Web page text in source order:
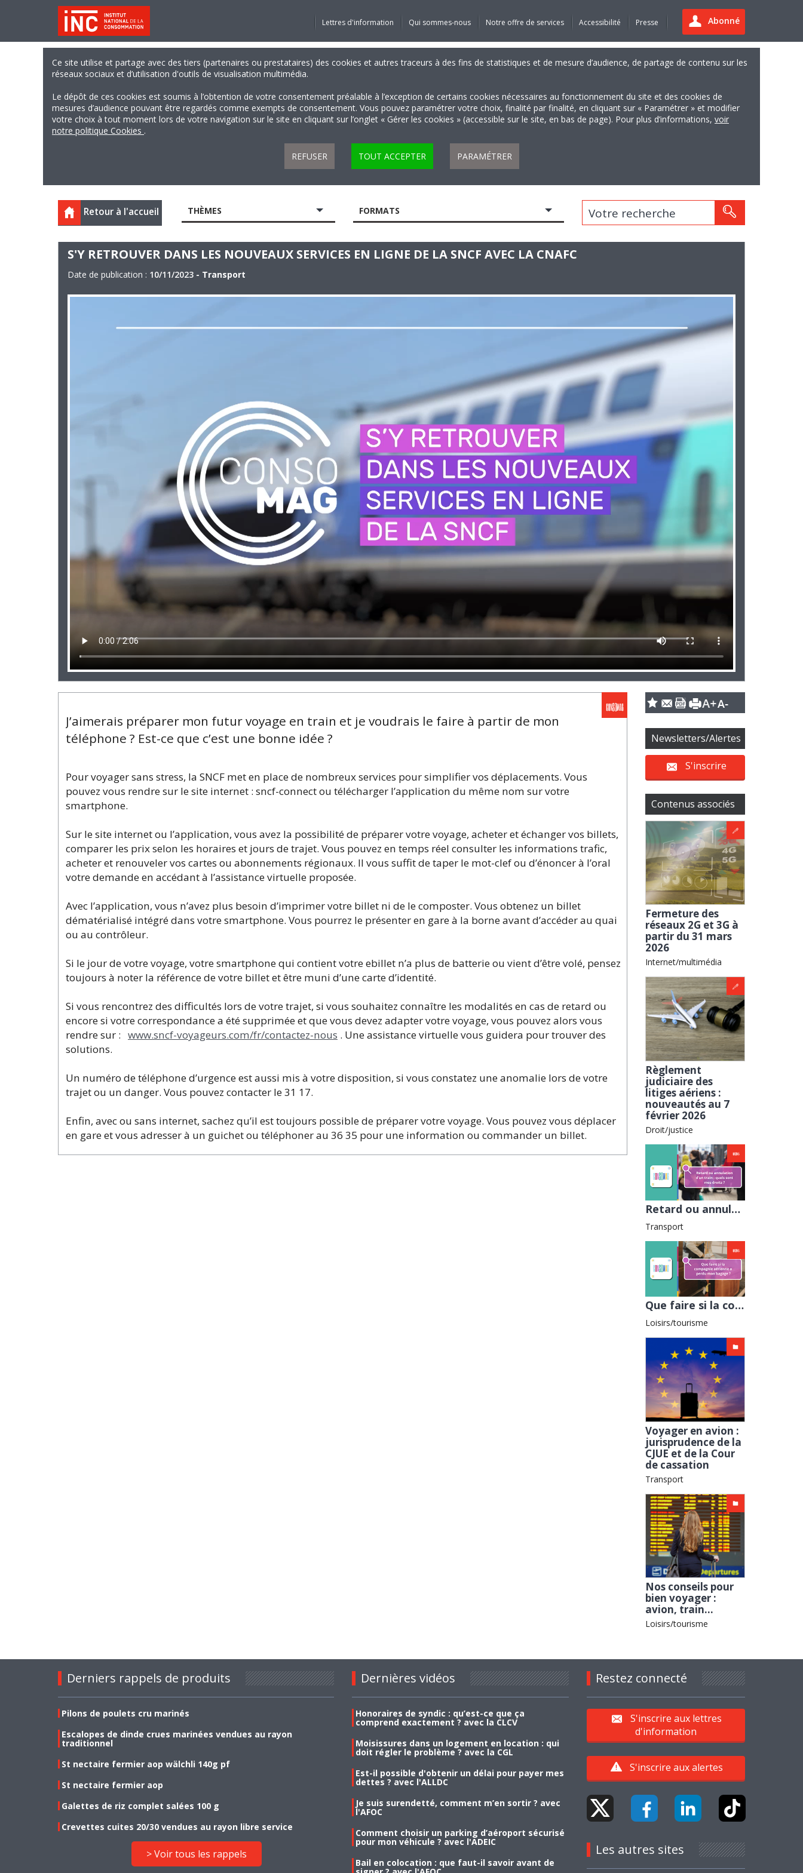
Abonné
Lettres d'information Qui sommes-nous Notre offre de services Accessibilité Presse
Ce site utilise et partage avec des tiers (partenaires ou prestataires) des cookies et autres traceurs à des fins de statistiques et de mesure d’audience, de partage de contenu sur les
réseaux sociaux et d’utilisation d'outils de visualisation multimédia.
Le dépôt de ces cookies est soumis à l’obtention de votre consentement préalable à l’exception de certains cookies nécessaires au fonctionnement du site et des cookies de
mesures d’audience pouvant être regardés comme exempts de consentement. Vous pouvez paramétrer votre choix, finalité par finalité, en cliquant sur « Paramétrer » et modifier
votre choix à tout moment lors de votre navigation sur le site en cliquant sur l’onglet « Gérer les cookies » (accessible sur le site, en bas de page). Pour plus d’informations, voir
notre politique Cookies .
REFUSER TOUT ACCEPTER PARAMÉTRER
Retour à l'accueil THÈMES FORMATS Votre recherche
S'Y RETROUVER DANS LES NOUVEAUX SERVICES EN LIGNE DE LA SNCF AVEC LA CNAFC
Date de publication : 10/11/2023 - Transport
J’aimerais préparer mon futur voyage en train et je voudrais le faire à partir de mon
téléphone ? Est-ce que c’est une bonne idée ?
Pour voyager sans stress, la SNCF met en place de nombreux services pour simplifier vos déplacements. Vous
pouvez vous rendre sur le site internet : sncf-connect ou télécharger l’application du même nom sur votre
smartphone.
Sur le site internet ou l’application, vous avez la possibilité de préparer votre voyage, acheter et échanger vos billets,
comparer les prix selon les horaires et jours de trajet. Vous pouvez en temps réel consulter les informations trafic,
acheter et renouveler vos cartes ou abonnements régionaux. Il vous suffit de taper le mot-clef ou d’énoncer à l’oral
votre demande en accédant à l’assistance virtuelle proposée.
Avec l’application, vous n’avez plus besoin d’imprimer votre billet ni de le composter. Vous obtenez un billet
dématérialisé intégré dans votre smartphone. Vous pourrez le présenter en gare à la borne avant d’accéder au quai
ou au contrôleur.
Si le jour de votre voyage, votre smartphone qui contient votre ebillet n’a plus de batterie ou vient d’être volé, pensez
toujours à noter la référence de votre billet et être muni d’une carte d’identité.
Si vous rencontrez des difficultés lors de votre trajet, si vous souhaitez connaître les modalités en cas de retard ou
encore si votre correspondance a été supprimée et que vous devez adapter votre voyage, vous pouvez alors vous
rendre sur : www.sncf-voyageurs.com/fr/contactez-nous . Une assistance virtuelle vous guidera pour trouver des
solutions.
Un numéro de téléphone d’urgence est aussi mis à votre disposition, si vous constatez une anomalie lors de votre
trajet ou un danger. Vous pouvez contacter le 31 17.
Enfin, avec ou sans internet, sachez qu’il est toujours possible de préparer votre voyage. Vous pouvez vous déplacer
en gare et vous adresser à un guichet ou téléphoner au 36 35 pour une information ou commander un billet.
Newsletters/Alertes
S'inscrire
Contenus associés
Fermeture des
réseaux 2G et 3G à
partir du 31 mars
2026
Internet/multimédia
Règlement
judiciaire des
litiges aériens :
nouveautés au 7
février 2026
Droit/justice
Retard ou annulation d’un train : quels sont mes droits ? avec la Fnaut
Transport
Que faire si la compagnie aérienne a perdu mon bagage ? avec l'ADEIC
Loisirs/tourisme
Voyager en avion :
jurisprudence de la
CJUE et de la Cour
de cassation
Transport
Nos conseils pour
bien voyager :
avion, train...
Loisirs/tourisme
Derniers rappels de produits
Pilons de poulets cru marinés
Escalopes de dinde crues marinées vendues au rayon
traditionnel
St nectaire fermier aop wälchli 140g pf
St nectaire fermier aop
Galettes de riz complet salées 100 g
Crevettes cuites 20/30 vendues au rayon libre service
> Voir tous les rappels
Dernières vidéos
Honoraires de syndic : qu’est-ce que ça
comprend exactement ? avec la CLCV
Moisissures dans un logement en location : qui
doit régler le problème ? avec la CGL
Est-il possible d'obtenir un délai pour payer mes
dettes ? avec l'ALLDC
Je suis surendetté, comment m’en sortir ? avec
l'AFOC
Comment choisir un parking d’aéroport sécurisé
pour mon véhicule ? avec l'ADEIC
Bail en colocation : que faut-il savoir avant de
Restez connecté
S'inscrire aux lettres
d'information
S'inscrire aux alertes
Les autres sites